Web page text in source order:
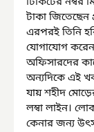
টাকা জিতেছেন
এরপরই তিনি
যোগাযোগ
অফিসারদের
অন্যদিকে এই
যায় শহীদ
লম্বা লাইন।
কেনার জন্য